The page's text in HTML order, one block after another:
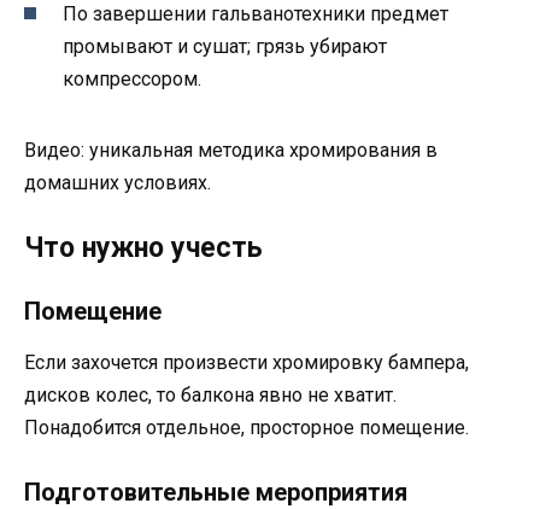
По завершении гальванотехники предмет
промывают и сушат; грязь убирают
компрессором.
Видео: уникальная методика хромирования в
домашних условиях.
Что нужно учесть
Помещение
Если захочется произвести хромировку бампера,
дисков колес, то балкона явно не хватит.
Понадобится отдельное, просторное помещение.
Подготовительные мероприятия